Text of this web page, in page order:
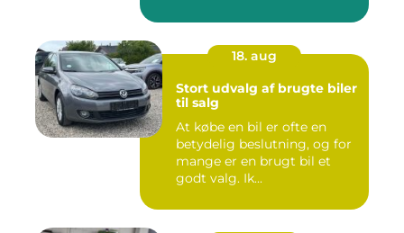
18. aug
Stort udvalg af brugte biler
til salg
At købe en bil er ofte en
betydelig beslutning, og for
mange er en brugt bil et
godt valg. Ik...